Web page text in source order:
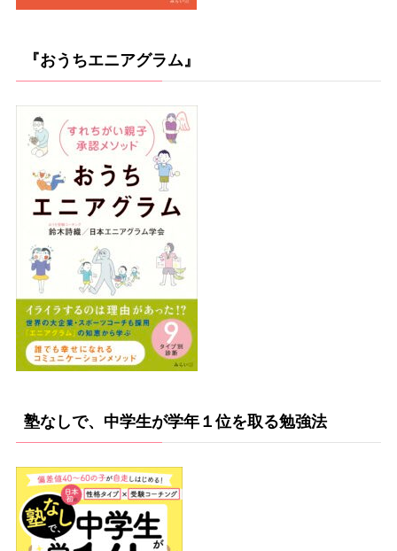
『おうちエニアグラム』
塾なしで、中学生が学年１位を取る勉強法